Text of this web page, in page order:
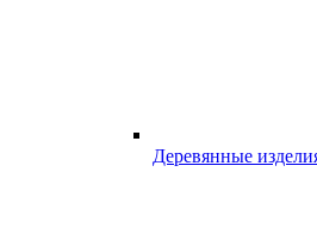
Деревянные